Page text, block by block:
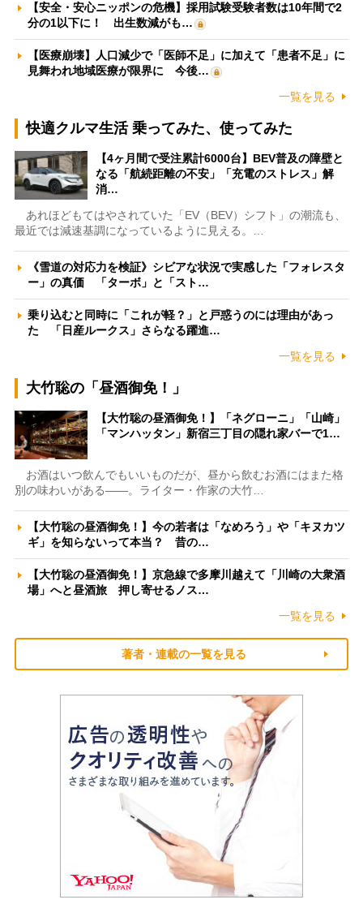
【安全・安心ニッポンの危機】採用試験受験者数は10年間で2
分の1以下に！ 出生数減がも…
【医療崩壊】人口減少で「医師不足」に加えて「患者不足」に
見舞われ地域医療が限界に 今後…
一覧を見る
快適クルマ生活 乗ってみた、使ってみた
【4ヶ月間で受注累計6000台】BEV普及の障壁と
なる「航続距離の不安」「充電のストレス」解
消…
あれほどもてはやされていた「EV（BEV）シフト」の潮流も、
最近では減速基調になっているように見える。…
《雪道の対応力を検証》シビアな状況で実感した「フォレスタ
ー」の真価 「ターボ」と「スト…
乗り込むと同時に「これが軽？」と戸惑うのには理由があっ
た 「日産ルークス」さらなる躍進…
一覧を見る
大竹聡の「昼酒御免！」
【大竹聡の昼酒御免！】「ネグローニ」「山崎」
「マンハッタン」新宿三丁目の隠れ家バーで1…
お酒はいつ飲んでもいいものだが、昼から飲むお酒にはまた格
別の味わいがある――。ライター・作家の大竹…
【大竹聡の昼酒御免！】今の若者は「なめろう」や「キヌカツ
ギ」を知らないって本当？ 昔の…
【大竹聡の昼酒御免！】京急線で多摩川越えて「川崎の大衆酒
場」へと昼酒旅 押し寄せるノス…
一覧を見る
著者・連載の一覧を見る